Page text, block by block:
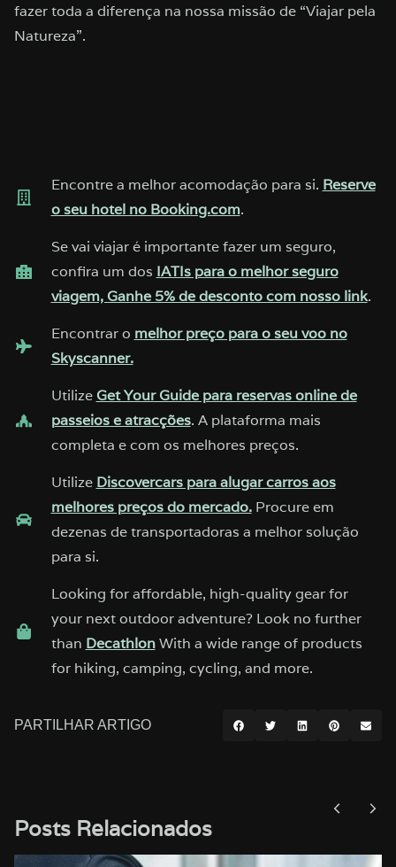
fazer toda a diferença na nossa missão de “Viajar pela
Natureza”.
Encontre a melhor acomodação para si. Reserve
o seu hotel no Booking.com.
Se vai viajar é importante fazer um seguro,
confira um dos IATIs para o melhor seguro
viagem, Ganhe 5% de desconto com nosso link.
Encontrar o melhor preço para o seu voo no
Skyscanner.
Utilize Get Your Guide para reservas online de
passeios e atracções. A plataforma mais
completa e com os melhores preços.
Utilize Discovercars para alugar carros aos
melhores preços do mercado.Procure em
dezenas de transportadoras a melhor solução
para si.
Looking for affordable, high-quality gear for
your next outdoor adventure? Look no further
than DecathlonWith a wide range of products
for hiking, camping, cycling, and more.
PARTILHAR ARTIGO
Posts Relacionados